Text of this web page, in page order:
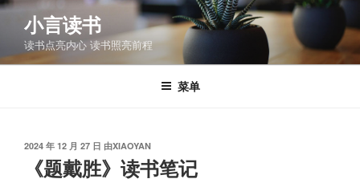
跳
容
小言读书
读书点亮内心 读书照亮前程
菜单
发
2024 年 12 月 27 日 由XIAOYAN
《题戴胜》读书笔记